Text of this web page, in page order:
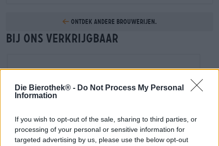
Die Bierothek® - Do Not Process My Personal
Information
If you wish to opt-out of the sale, sharing to third parties, or
processing of your personal or sensitive information for
targeted advertising by us, please use the below opt-out
Ontdek andere brouwerijen.
Bij ons verkrijgbaar